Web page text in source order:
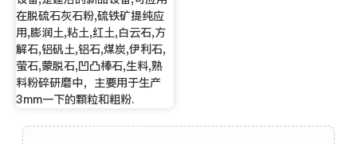
在脱硫石灰石粉,硫铁矿提纯应
用,膨润土,粘土,红土,白云石,方
解石,铝矾土,铝石,煤炭,伊利石,
萤石,蒙脱石,凹凸棒石,生料,熟
料粉碎研磨中，主要用于生产
3mm一下的颗粒和粗粉.